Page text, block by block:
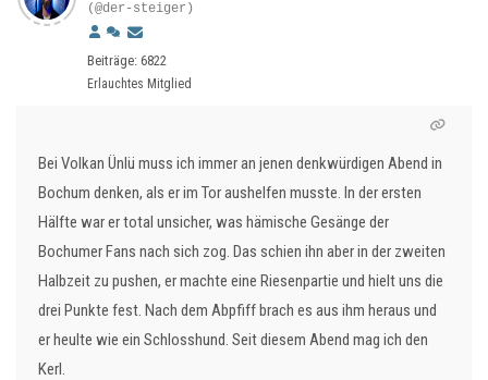
(@der-steiger)
Beiträge: 6822
Erlauchtes Mitglied
Bei Volkan Ünlü muss ich immer an jenen denkwürdigen Abend in
Bochum denken, als er im Tor aushelfen musste. In der ersten
Hälfte war er total unsicher, was hämische Gesänge der
Bochumer Fans nach sich zog. Das schien ihn aber in der zweiten
Halbzeit zu pushen, er machte eine Riesenpartie und hielt uns die
drei Punkte fest. Nach dem Abpfiff brach es aus ihm heraus und
er heulte wie ein Schlosshund. Seit diesem Abend mag ich den
Kerl.